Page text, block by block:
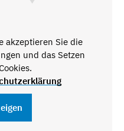
akzeptieren Sie die
und das Setzen